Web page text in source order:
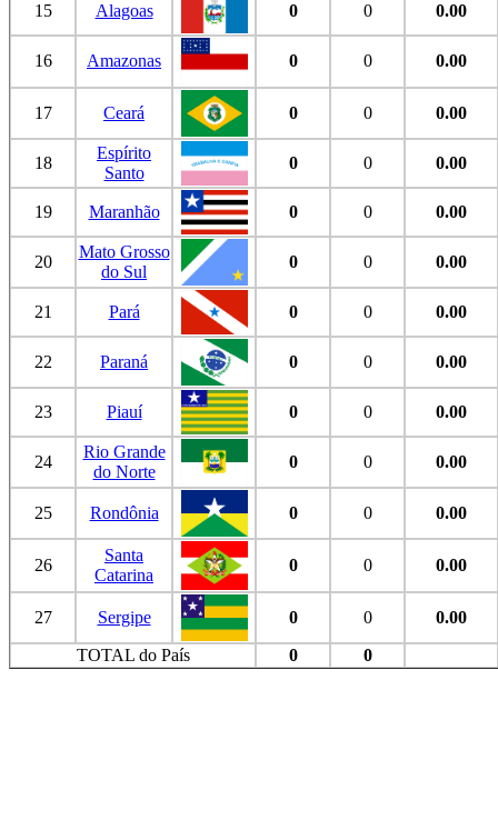
15 Alagoas 0 0 0.00
16 Amazonas 0 0 0.00
17 Ceará 0 0 0.00
18
Espírito
Santo
0 0 0.00
19 Maranhão 0 0 0.00
20
Mato Grosso
do Sul
0 0 0.00
21 Pará 0 0 0.00
22 Paraná 0 0 0.00
23 Piauí 0 0 0.00
24
Rio Grande
do Norte
0 0 0.00
25 Rondônia 0 0 0.00
26
Santa
Catarina
0 0 0.00
27 Sergipe 0 0
0.00
TOTAL do País
0 0